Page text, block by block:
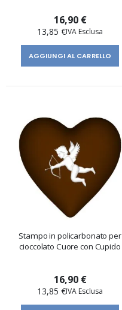
16,90 €
13,85 €
AGGIUNGI AL CARRELLO
Stampo in policarbonato per
cioccolato Cuore con Cupido
16,90 €
13,85 €